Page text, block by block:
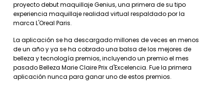
proyecto debut maquillaje Genius, una primera de su tipo
experiencia maquillaje realidad virtual respaldado por la
marca L'Oreal Paris.
La aplicación se ha descargado millones de veces en menos
de un año y ya se ha cobrado una balsa de los mejores de
belleza y tecnología premios, incluyendo un premio el mes
pasado Belleza Marie Claire Prix d'Excelencia. Fue la primera
aplicación nunca para ganar uno de estos premios.